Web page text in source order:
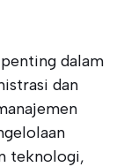
dalam
dan
teknologi,